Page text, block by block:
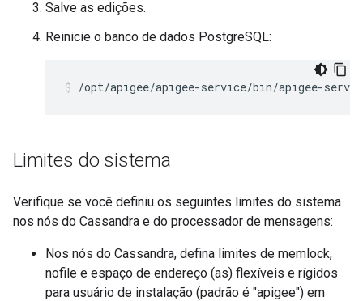
Salve as edições.
Reinicie o banco de dados PostgreSQL:
/opt/apigee/apigee-service/bin/apigee-
Limites do sistema
Verifique se você definiu os seguintes limites do sistema
nos nós do Cassandra e do processador de mensagens:
Nos nós do Cassandra, defina limites de memlock,
nofile e espaço de endereço (as) flexíveis e rígidos
para usuário de instalação (padrão é "apigee") em